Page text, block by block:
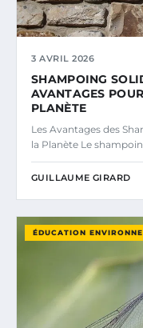
3 AVRIL 2026
SHAMPOING
AVANTAGES
PLANÈTE
Les Avantages des
la Planète Le
GUILLAUME GIRARD
ÉDUCATION